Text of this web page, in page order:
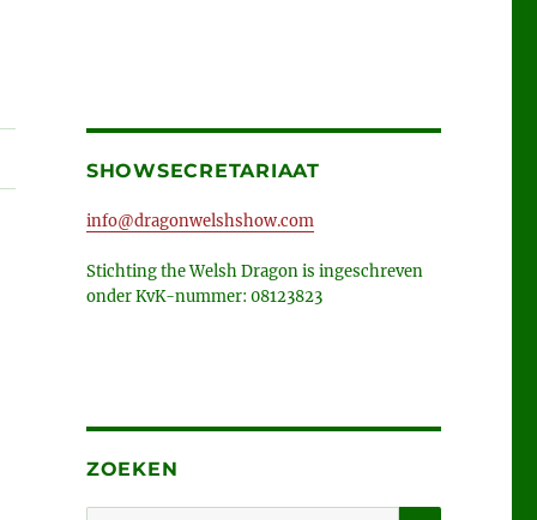
SHOWSECRETARIAAT
info@dragonwelshshow.com
Stichting the Welsh Dragon is ingeschreven
onder KvK-nummer: 08123823
ZOEKEN
ZOEKEN